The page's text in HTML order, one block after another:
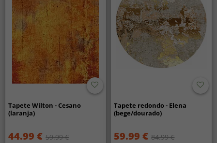
Tapete Wilton - Cesano
(laranja)
44.99 € 59.99 €
Tapete redondo - Elena
(bege/dourado)
59.99 € 84.99 €